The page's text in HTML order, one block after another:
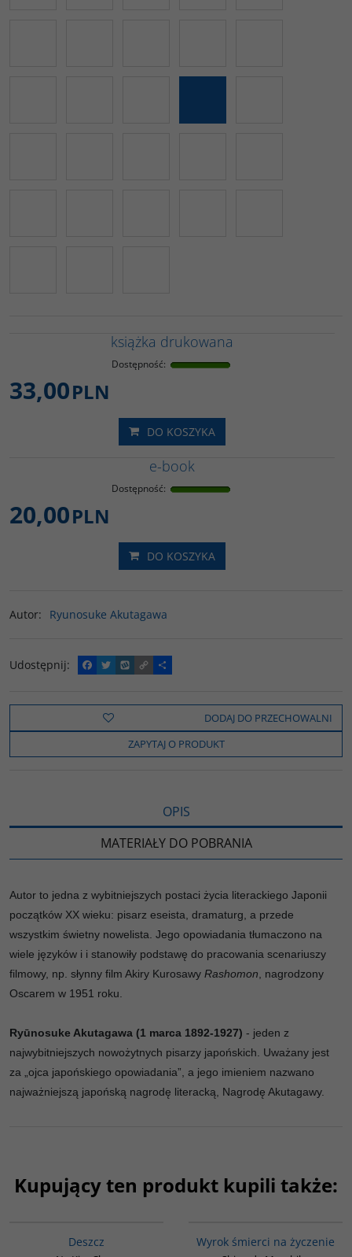
książka drukowana
Dostępność:
33,00PLN
DO KOSZYKA
e-book
Dostępność:
20,00PLN
DO KOSZYKA
Autor: Ryunosuke Akutagawa
Udostępnij:
F
a
e
o
k
T
w
t
t
e
W
y
o
C
o
y
i
n
k
P
o
z
e
l
s
DODAJ DO PRZECHOWALNI
ZAPYTAJ O PRODUKT
OPIS
MATERIAŁY DO POBRANIA
Autor to jedna z wybitniejszych postaci życia literackiego Japonii
początków XX wieku: pisarz eseista, dramaturg, a przede
wszystkim świetny nowelista. Jego opowiadania tłumaczono na
wiele języków i i stanowiły podstawę do pracowania scenariuszy
filmowy, np. słynny film Akiry Kurosawy Rashomon , nagrodzony
Oscarem w 1951 roku.
Ryūnosuke Akutagawa (1 marca 1892-1927) - jeden z
najwybitniejszych nowożytnych pisarzy japońskich. Uważany jest
za „ojca japońskiego opowiadania”, a jego imieniem nazwano
najważniejszą japońską nagrodę literacką, Nagrodę Akutagawy.
Kupujący ten produkt kupili także:
Deszcz Wyrok śmierci na życzenie